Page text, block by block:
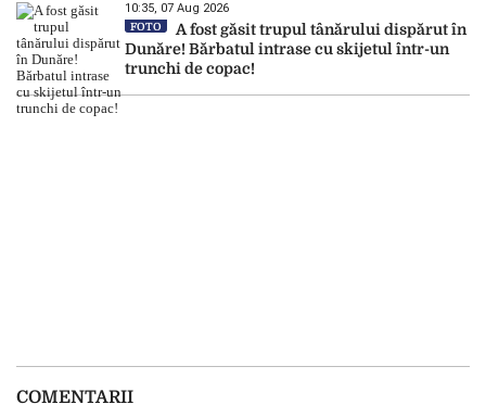
10:35, 07 Aug 2026
FOTO
A fost găsit trupul tânărului dispărut în
Dunăre! Bărbatul intrase cu skijetul într-un
trunchi de copac!
COMENTARII